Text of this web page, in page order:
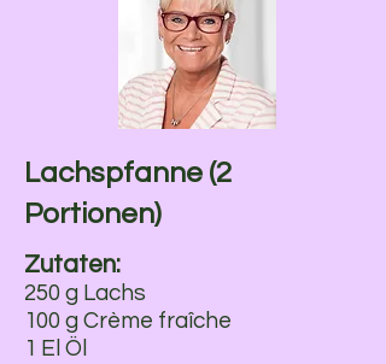
Lachspfanne (2
Portionen)
Zutaten:
250 g Lachs
100 g Crème fraîche
1 El Öl